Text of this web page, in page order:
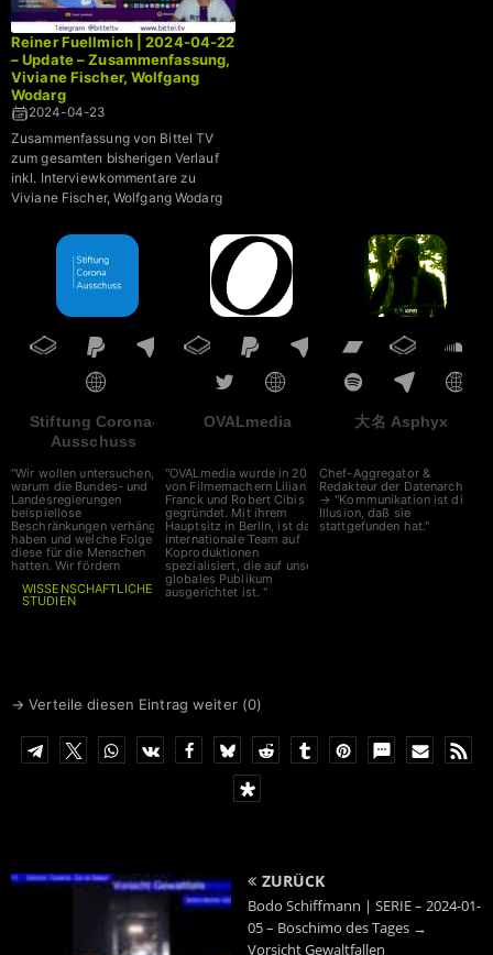
Reiner Fuellmich | 2024-04-22
– Update – Zusammenfassung,
Viviane Fischer, Wolfgang
Wodarg
2024-04-23
Zusammenfassung von Bittel TV
zum gesamten bisherigen Verlauf
inkl. Interviewkommentare zu
Viviane Fischer, Wolfgang Wodarg
Stiftung Corona-
Ausschuss
"Wir wollen untersuchen,
warum die Bundes- und
Landesregierungen
beispiellose
Beschränkungen verhängt
haben und welche Folgen
diese für die Menschen
hatten. Wir fördern
WISSENSCHAFTLICHE
STUDIEN
OVALmedia
"OVALmedia wurde in 2002
von Filmemachern Lilian
Franck und Robert Cibis
gegründet. Mit ihrem
Hauptsitz in Berlin, ist das
internationale Team auf
Koproduktionen
spezialisiert, die auf unser
globales Publikum
ausgerichtet ist. "
大名 Asphyx
Chef-Aggregator &
Redakteur der Datenarche
→ "Kommunikation ist die
Illusion, daß sie
stattgefunden hat."
→ Verteile diesen Eintrag weiter (0)
ZURÜCK
Bodo Schiffmann | SERIE – 2024-01-
05 – Boschimo des Tages →
Vorsicht Gewaltfallen